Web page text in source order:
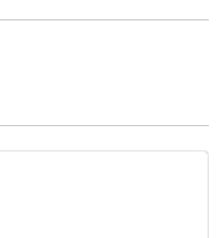
の金属硬度が低く、
くくなる事がありま
る平目打を作りたくて